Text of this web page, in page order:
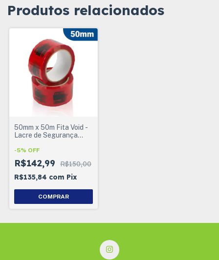
Produtos relacionados
50mm x 50m Fita Void -
Lacre de Segurança
-5% OFF
R$142,99
R$150,00
R$135,84 com Pix
COMPRAR